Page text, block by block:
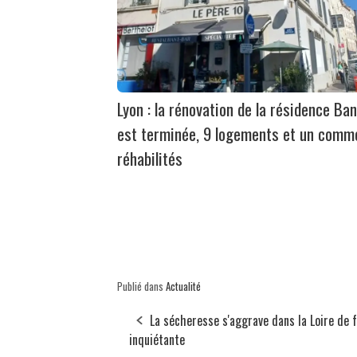
Lyon : la rénovation de la résidence
est terminée, 9 logements et un
réhabilités
Publié dans Actualité
La sécheresse s'aggrave dans la Loire de
inquiétante